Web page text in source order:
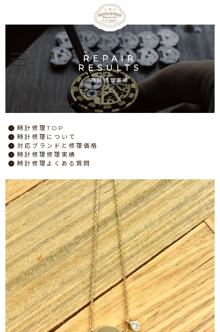
REPAIR
RESULTS
時計修理実績
時計修理TOP
時計修理 について
対応ブランドと修理価格
時計修理修理実績
時計修理 よくある質問